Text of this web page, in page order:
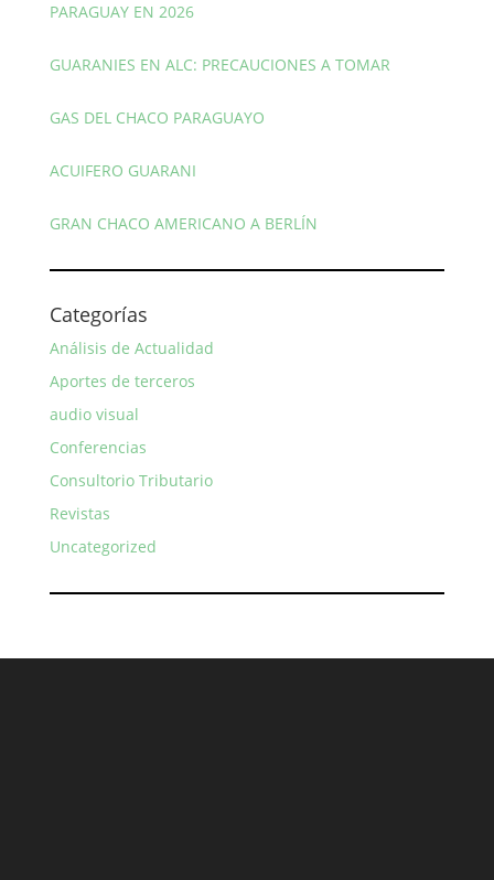
PARAGUAY EN 2026
GUARANIES EN ALC: PRECAUCIONES A TOMAR
GAS DEL CHACO PARAGUAYO
ACUIFERO GUARANI
GRAN CHACO AMERICANO A BERLÍN
Categorías
Análisis de Actualidad
Aportes de terceros
audio visual
Conferencias
Consultorio Tributario
Revistas
Uncategorized